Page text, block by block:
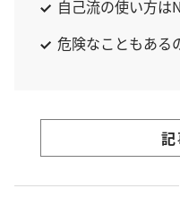
自己流の使い方は
危険なこともある